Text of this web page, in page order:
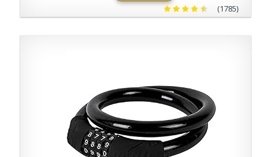
al Aire Libre 180cm X12mm(1785)